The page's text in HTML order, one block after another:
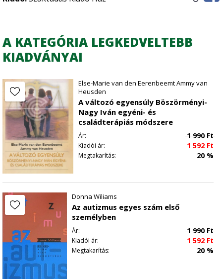
életébe, hanem a sajátodba. Amit nem cserélnél el
senkiével. A kanyarok, körforgalmak és leállósávok útján
hol döcögve, hol a széllel haladva, sárga fénnyel nevetsz a
bátoríthatlak, kérdezhetlek, megoszthatom a
tapasztalataimat. Mint író, mint természetgyógyász, mint
földön járó, de eget is érző ember. A döntés a tiéd, talán
könnyebb lesz néhány óra és néhány oldal múlva.
A KATEGÓRIA LEGKEDVELTEBB
KIADVÁNYAI
Else-Marie van den Eerenbeemt Ammy van
Heusden
A változó egyensúly Böszörményi-
Nagy Iván egyéni- és
családterápiás módszere
Ár: 1 990Ft
Kiadói ár: 1 592 Ft
Megtakarítás: 20 %
Donna Wiliams
Az autizmus egyes szám első
személyben
Ár: 1 990Ft
Kiadói ár: 1 592 Ft
Megtakarítás: 20 %